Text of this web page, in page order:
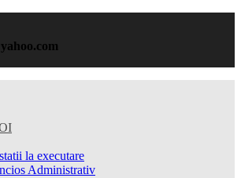
la executare
Administrativ